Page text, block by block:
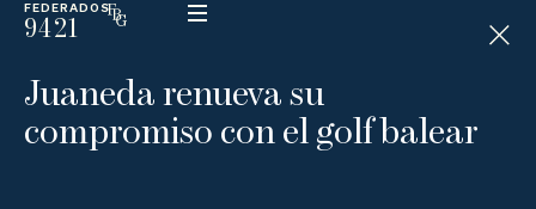
FEDERADOS
9421
ESP
N
D
C
Juaneda renueva su
compromiso con el golf balear